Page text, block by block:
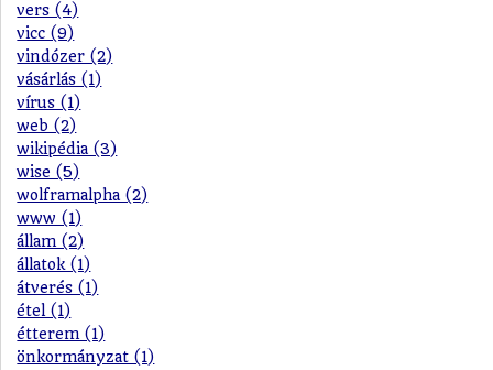
vers (4)
vicc (9)
vindózer (2)
vásárlás (1)
vírus (1)
web (2)
wikipédia (3)
wise (5)
wolframalpha (2)
www (1)
állam (2)
állatok (1)
átverés (1)
étel (1)
étterem (1)
önkormányzat (1)